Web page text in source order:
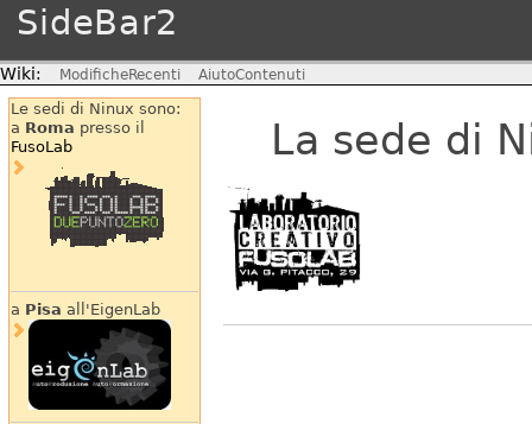
SideBar2
Wiki: ModificheRecenti AiutoContenuti
Le sedi di Ninux sono:
a Roma presso il
FusoLab
a Pisa all'EigenLab
La sede di